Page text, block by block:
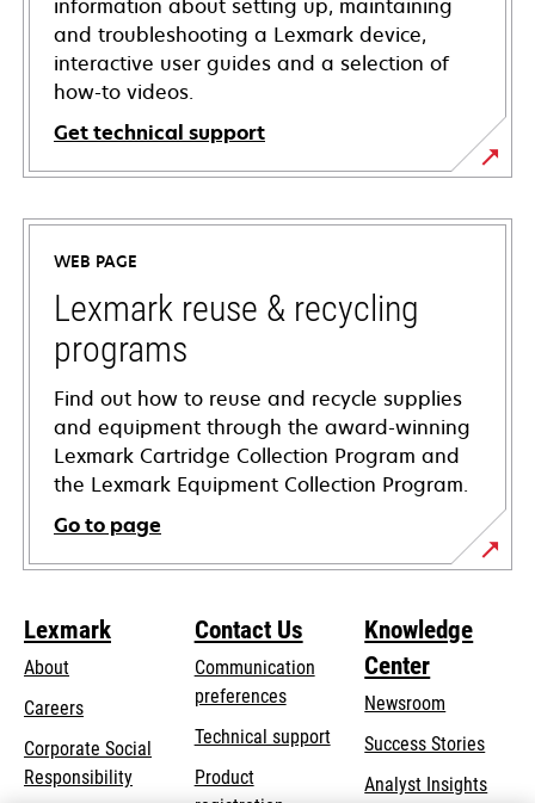
information about setting up, maintaining
and troubleshooting a Lexmark device,
interactive user guides and a selection of
how-to videos.
Get technical support
opens
in
new
tab
WEB PAGE
Lexmark reuse & recycling
programs
Find out how to reuse and recycle supplies
and equipment through the award-winning
Lexmark Cartridge Collection Program and
the Lexmark Equipment Collection Program.
Go to page
Lexmark
About
Careers
Corporate Social
Responsibilityopens
Contact Us
Communication
preferences
Technical supportopens
Product
Knowledge
Center
Newsroom
Success Stories
Analyst Insights